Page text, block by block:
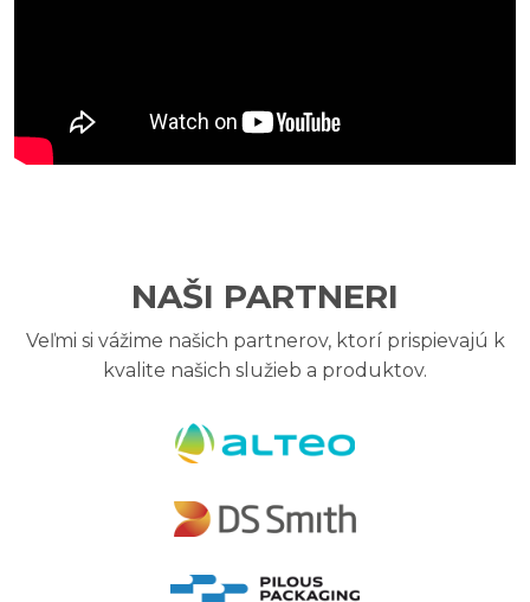
NAŠI PARTNERI
Veľmi si vážime našich partnerov, ktorí prispievajú k
kvalite našich služieb a produktov.